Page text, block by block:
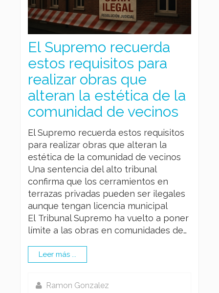
El Supremo recuerda
estos requisitos para
realizar obras que
alteran la estética de la
comunidad de vecinos
El Supremo recuerda estos requisitos
para realizar obras que alteran la
estética de la comunidad de vecinos
Una sentencia del alto tribunal
confirma que los cerramientos en
terrazas privadas pueden ser ilegales
aunque tengan licencia municipal
El Tribunal Supremo ha vuelto a poner
límite a las obras en comunidades de…
Leer más ...
Ramon Gonzalez